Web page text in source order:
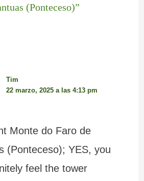
(Ponteceso)”
Tim
22 marzo, 2025 a las 4:13 pm
Monte do Faro de
(Ponteceso); YES, you
feel the tower